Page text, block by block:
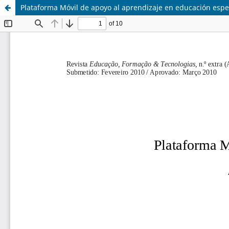
Plataforma Móvil de apoyo al aprendizaje en educación